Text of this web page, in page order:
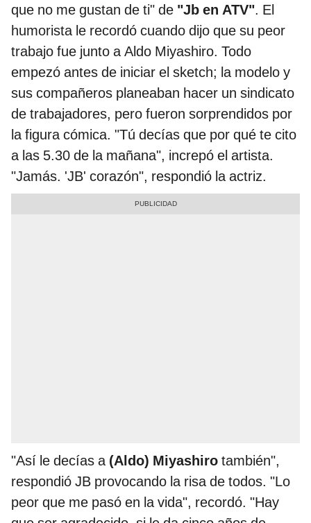
que no me gustan de ti" de "Jb en ATV". El
humorista le recordó cuando dijo que su peor
trabajo fue junto a Aldo Miyashiro. Todo
empezó antes de iniciar el sketch; la modelo y
sus compañeros planeaban hacer un sindicato
de trabajadores, pero fueron sorprendidos por
la figura cómica. "Tú decías que por qué te cito
a las 5.30 de la mañana", increpó el artista.
"Jamás. 'JB' corazón", respondió la actriz.
"Así le decías a(Aldo) Miyashiro también",
respondió JB provocando la risa de todos. "Lo
peor que me pasó en la vida", recordó. "Hay